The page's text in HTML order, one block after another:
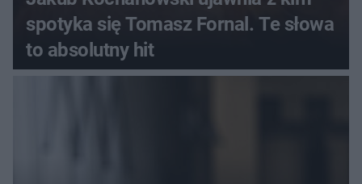
spotyka się Tomasz Fornal. Te słowa
to absolutny hit